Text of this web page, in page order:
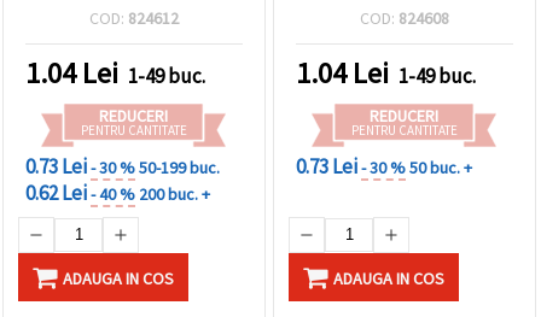
COD: 824612
1.04Lei 1-49 buc.
REDUCERI
PENTRU CANTITATE
0.73 Lei- 30 %50-199 buc.
0.62 Lei- 40 % 200 buc. +
ADAUGA IN COS
COD: 824608
1.04Lei 1-49 buc.
REDUCERI
PENTRU CANTITATE
0.73 Lei- 30 %50 buc. +
ADAUGA IN COS